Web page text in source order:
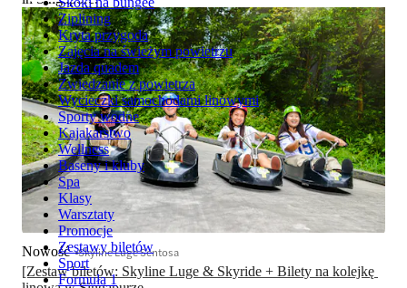
Ziplining
Kryta przygoda
Zajęcia na świeżym powietrzu
Jazda quadem
Zwiedzanie z powietrza
Wycieczki samochodami linowymi
Sporty wodne
Kajakarstwo
Wellness
Baseny i kluby
Spa
Klasy
Warsztaty
Promocje
Zestawy biletów
Sport
Formuła 1
[Zestaw biletów: Skyline Luge & Skyride + Bilety na kolejkę
Nowość Skyline Luge Sentosa